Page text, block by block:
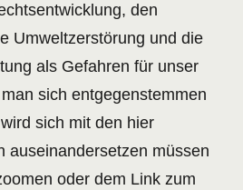
den
Umweltzerstörung und die
als Gefahren für unser
sich entgegenstemmen
sich mit den hier
auseinandersetzen müssen
oder dem Link zum